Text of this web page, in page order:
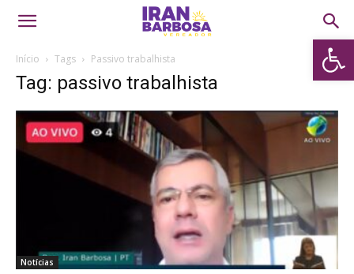
Abrir
Início Tags Passivo trabalhista
Tag: passivo trabalhista
Notícias